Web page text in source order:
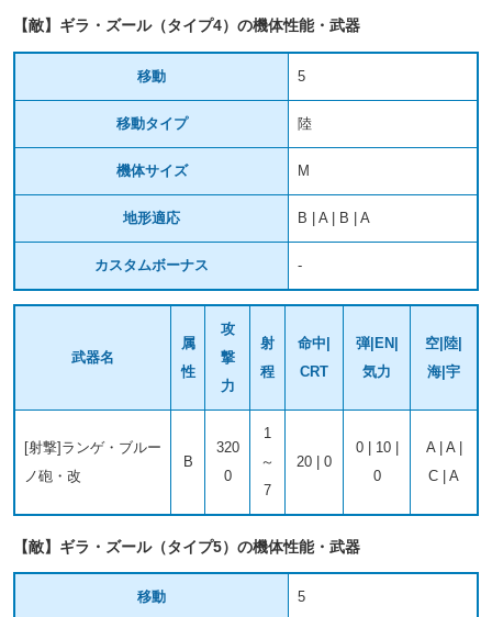
【敵】ギラ・ズール（タイプ4）の機体性能・武器
移動 5
移動タイプ 陸
機体サイズ M
地形適応 B | A | B | A
カスタムボーナス -
武器名
属
性
攻
撃
力
射
程
命中|
CRT
弾|EN|
気力
空|陸|
海|宇
[射撃]ランゲ・ブルー
ノ砲・改
B
320
0
1
～
7
20 | 0
0 | 10 |
0
A | A |
C | A
【敵】ギラ・ズール（タイプ5）の機体性能・武器
移動 5